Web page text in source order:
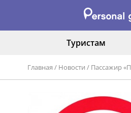
Туристам
Главная / Новости / Пассажир